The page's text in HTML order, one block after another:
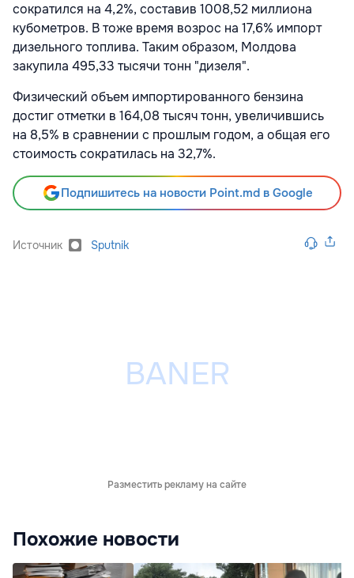
сократился на 4,2%, составив 1008,52 миллиона
кубометров. В тоже время возрос на 17,6% импорт
дизельного топлива. Таким образом, Молдова
закупила 495,33 тысячи тонн "дизеля".
Физический объем импортированного бензина
достиг отметки в 164,08 тысяч тонн, увеличившись
на 8,5% в сравнении с прошлым годом, а общая его
стоимость сократилась на 32,7%.
Подпишитесь на новости Point.md в Google
Источник Sputnik
Разместить рекламу на сайте
Похожие новости